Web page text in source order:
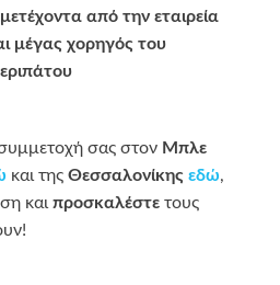
από την εταιρεία
μέγας χορηγός του
συμμετοχή σας στον Μπλε
και της Θεσσαλονίκης εδώ,
και προσκαλέστε τους